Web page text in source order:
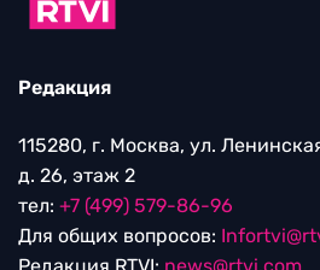
Редакция
115280, г. Москва, ул.
д. 26, этаж 2
тел: +7 (499) 579-86-96
Для общих вопросов: